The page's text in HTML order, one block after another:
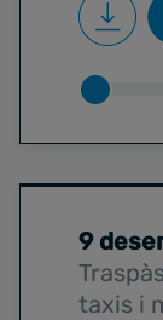
que han
9
taxis i